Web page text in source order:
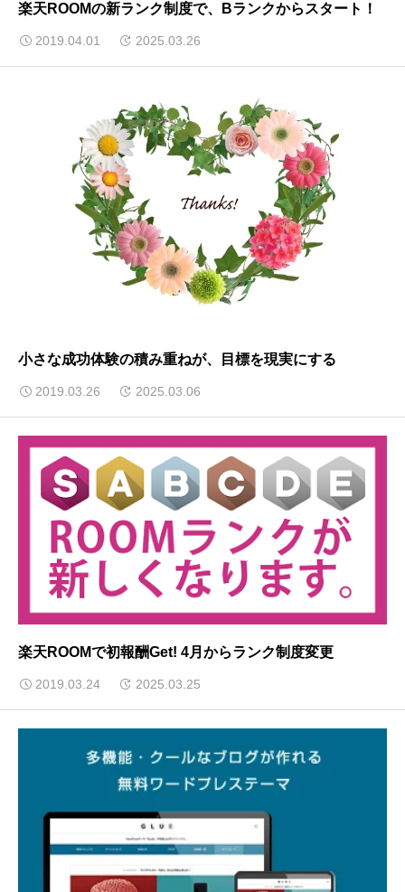
楽天ROOMの新ランク制度で、Bランクからスタート！
2019.04.01 2025.03.26
小さな成功体験の積み重ねが、目標を現実にする
2019.03.26 2025.03.06
楽天ROOMで初報酬Get! 4月からランク制度変更
2019.03.24 2025.03.25